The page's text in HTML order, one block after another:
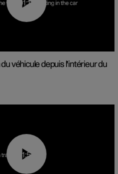
01:12
véhicule depuis l'intérieur du
01:55